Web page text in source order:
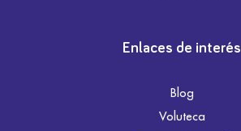
Enlaces de interés
Blog
Voluteca